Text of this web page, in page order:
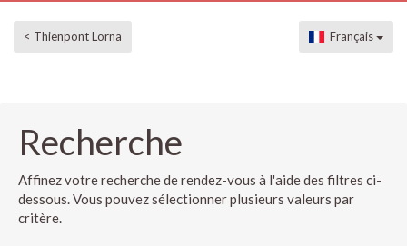
< Thienpont Lorna Français
Recherche
Affinez votre recherche de rendez-vous à l'aide des filtres ci-
dessous. Vous pouvez sélectionner plusieurs valeurs par
critère.